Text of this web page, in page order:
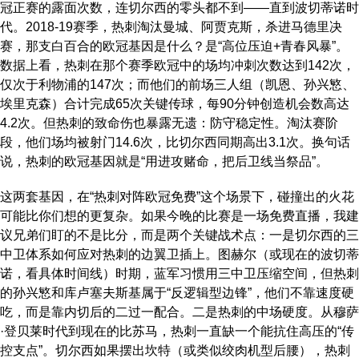
冠正赛的露面次数，连切尔西的零头都不到——直到波切蒂诺时
代。2018-19赛季，热刺淘汰曼城、阿贾克斯，杀进马德里决
赛，那支白百合的欧冠基因是什么？是“高位压迫+青春风暴”。
数据上看，热刺在那个赛季欧冠中的场均冲刺次数达到142次，
仅次于利物浦的147次；而他们的前场三人组（凯恩、孙兴慜、
埃里克森）合计完成65次关键传球，每90分钟创造机会数高达
4.2次。但热刺的致命伤也暴露无遗：防守稳定性。淘汰赛阶
段，他们场均被射门14.6次，比切尔西同期高出3.1次。换句话
说，热刺的欧冠基因就是“用进攻赌命，把后卫线当祭品”。
这两套基因，在“热刺对阵欧冠免费”这个场景下，碰撞出的火花
可能比你们想的更复杂。如果今晚的比赛是一场免费直播，我建
议兄弟们盯的不是比分，而是两个关键战术点：一是切尔西的三
中卫体系如何应对热刺的边翼卫插上。图赫尔（或现在的波切蒂
诺，看具体时间线）时期，蓝军习惯用三中卫压缩空间，但热刺
的孙兴慜和库卢塞夫斯基属于“反逻辑型边锋”，他们不靠速度硬
吃，而是靠内切后的二过一配合。二是热刺的中场硬度。从穆萨
·登贝莱时代到现在的比苏马，热刺一直缺一个能抗住高压的“传
控支点”。切尔西如果摆出坎特（或类似绞肉机型后腰），热刺